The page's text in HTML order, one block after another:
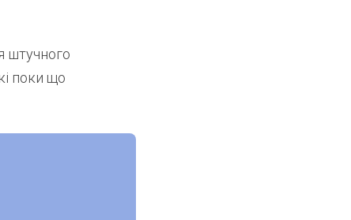
штучного
поки що